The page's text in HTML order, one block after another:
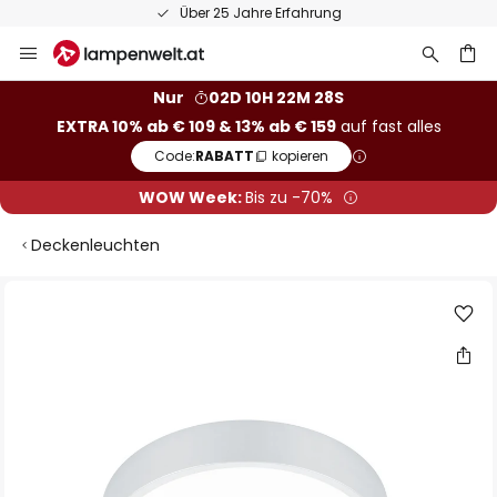
Über 25 Jahre Erfahrung
Inhalt
Nur
02D 10H 22M 28S
EXTRA 10% ab € 109 & 13% ab € 159auf fast alles
Code:RABATT kopieren
WOW Week:Bis zu -70%
Deckenleuchten